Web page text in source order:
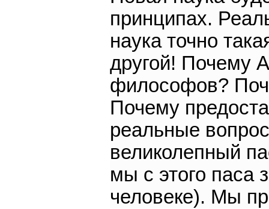
принципах.
наука точно
другой! Почему
философов?
Почему
реальные
великолепный
мы с этого паса
человеке). Мы